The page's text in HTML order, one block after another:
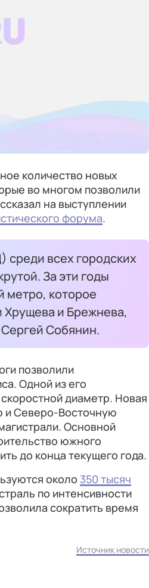
количество новых
во многом позволили
на выступлении
форума.
всех городских
За эти годы
метро, которое
Хрущева и Брежнева,
Собянин.
позволили
Одной из его
диаметр. Новая
и Северо-Восточную
Основной
южного
до конца текущего года.
около 350 тысяч
по интенсивности
сократить время
Источник новости